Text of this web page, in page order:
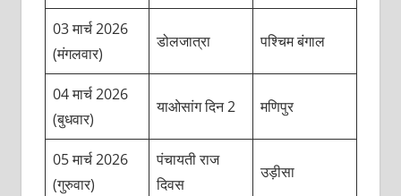
03 मार्च 2026
(मंगलवार)
डोलजात्रा पश्चिम बंगाल
04 मार्च 2026
(बुधवार)
याओसांग दिन 2 मणिपुर
05 मार्च 2026
(गुरुवार)
पंचायती राज
दिवस
उड़ीसा